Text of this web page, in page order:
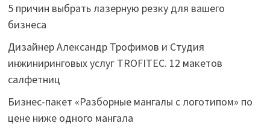
5 причин выбрать лазерную резку для вашего
бизнеса
Дизайнер Александр Трофимов и Студия
инжиниринговых услуг TROFITEC. 12 макетов
салфетниц
Бизнес-пакет «Разборные мангалы с логотипом» по
цене ниже одного мангала